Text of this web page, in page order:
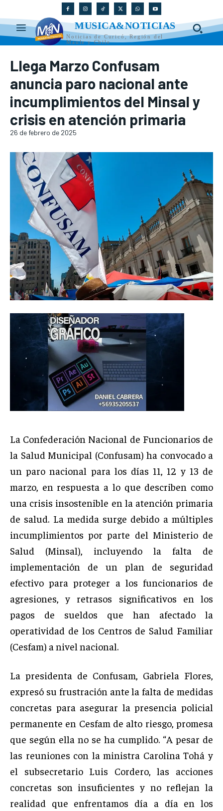
MUSICA&NOTICIAS
Noticias de Curicó, Región del
Maule y Chile
Llega Marzo Confusam
anuncia paro nacional ante
incumplimientos del Minsal y
crisis en atención primaria
26 de febrero de 2025
La Confederación Nacional de Funcionarios de
la Salud Municipal (Confusam) ha convocado a
un paro nacional para los días 11, 12 y 13 de
marzo, en respuesta a lo que describen como
una crisis insostenible en la atención primaria
de salud. La medida surge debido a múltiples
incumplimientos por parte del Ministerio de
Salud (Minsal), incluyendo la falta de
implementación de un plan de seguridad
efectivo para proteger a los funcionarios de
agresiones, y retrasos significativos en los
pagos de sueldos que han afectado la
operatividad de los Centros de Salud Familiar
(Cesfam) a nivel nacional.
La presidenta de Confusam, Gabriela Flores,
expresó su frustración ante la falta de medidas
concretas para asegurar la presencia policial
permanente en Cesfam de alto riesgo, promesa
que según ella no se ha cumplido. “A pesar de
las reuniones con la ministra Carolina Tohá y
el subsecretario Luis Cordero, las acciones
concretas son insuficientes y no reflejan la
realidad que enfrentamos día a día en los